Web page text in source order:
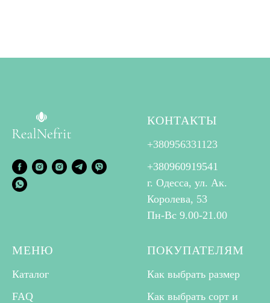
КОНТАКТЫ
+380956331123
+380960919541
г. Одесса, ул. Ак.
Королева, 53
Пн-Вс 9.00-21.00
МЕНЮ
Каталог
FAQ
ПОКУПАТЕЛЯМ
Как выбрать размер
Как выбрать сорт и